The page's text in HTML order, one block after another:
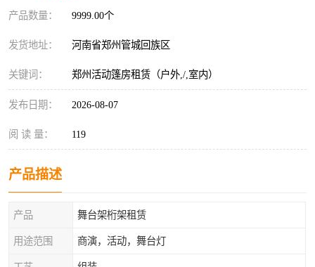
产品数量： 9999.00个
发货地址： 河南省郑州管城回族区
关键词： 郑州活动篷房租赁（户外,/,室内）
发布日期： 2026-08-07
阅 读 量： 119
产品描述
产品 舞台架桁架租赁
用途范围 商演，活动，舞台灯